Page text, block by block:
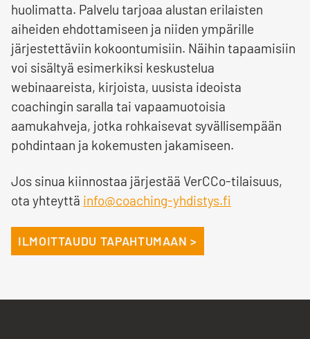
huolimatta. Palvelu tarjoaa alustan erilaisten
aiheiden ehdottamiseen ja niiden ympärille
järjestettäviin kokoontumisiin. Näihin tapaamisiin
voi sisältyä esimerkiksi keskustelua
webinaareista, kirjoista, uusista ideoista
coachingin saralla tai vapaamuotoisia
aamukahveja, jotka rohkaisevat syvällisempään
pohdintaan ja kokemusten jakamiseen.
Jos sinua kiinnostaa järjestää VerCCo-tilaisuus,
ota yhteyttä info@coaching-yhdistys.fi
ILMOITTAUDU TAPAHTUMAAN >